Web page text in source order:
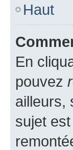
Haut
En
pouvez
ailleurs,
sujet